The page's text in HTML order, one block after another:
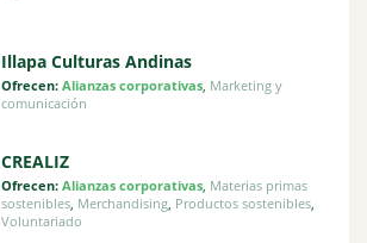
Illapa Culturas Andinas
Ofrecen: Alianzas corporativas, Marketing y
comunicación
CREALIZ
Ofrecen: Alianzas corporativas, Materias primas
sostenibles, Merchandising, Productos sostenibles,
Voluntariado